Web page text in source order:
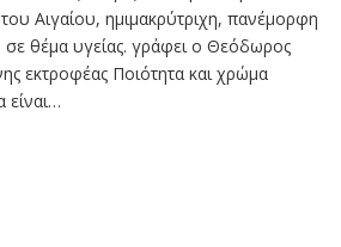
Αιγαίου, ημιμακρύτριχη, πανέμορφη
σε θέμα υγείας. γράφει ο Θεόδωρος
εκτροφέας Ποιότητα και χρώμα
είναι…